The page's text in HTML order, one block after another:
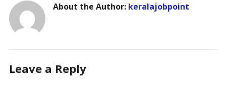
About the Author: keralajobpoint
Leave a Reply